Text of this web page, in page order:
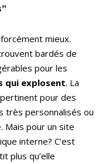
mieux.
bardés de
pour les
qui explosent. La
pour des
très personnalisés ou
Mais pour un site
interne? C’est
plus qu’elle